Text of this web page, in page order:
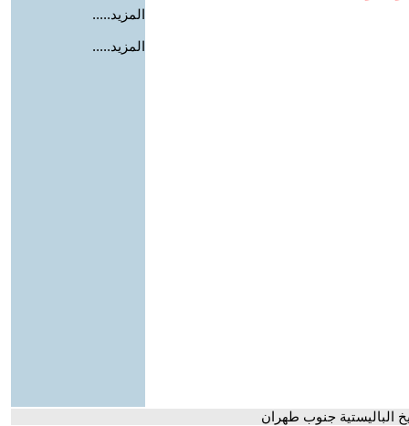
المزيد.....
المزيد.....
الباليستية جنوب طهران